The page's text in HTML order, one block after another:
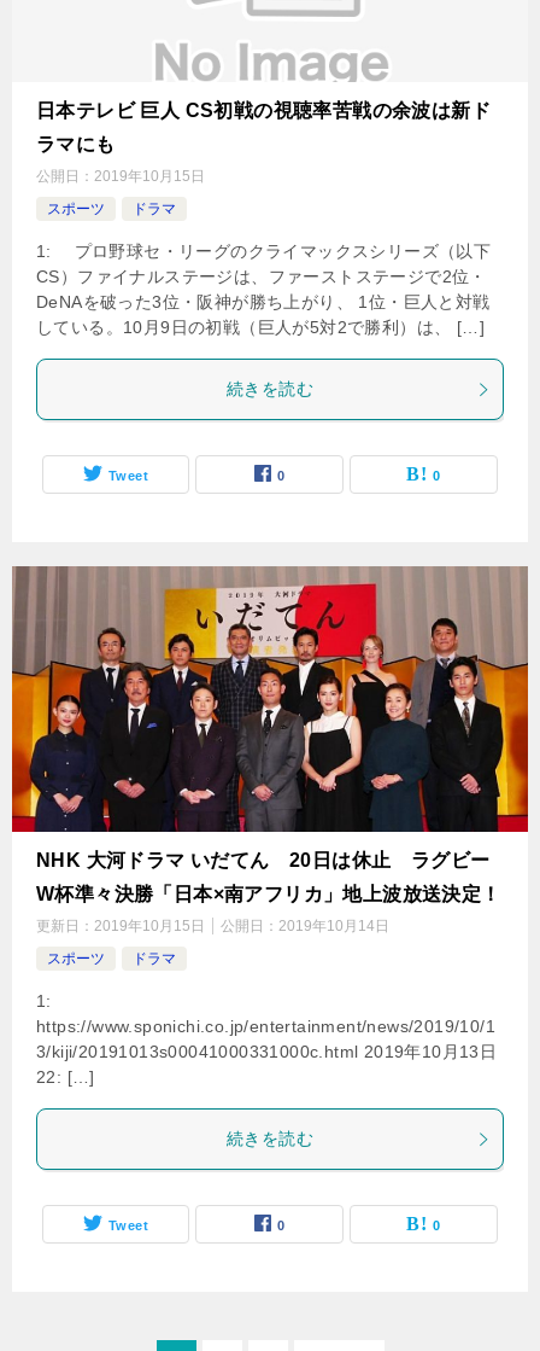
日本テレビ 巨人 CS初戦の視聴率苦戦の余波は新ド
ラマにも
公開日： 2019年10月15日
スポーツ
ドラマ
1: プロ野球セ・リーグのクライマックスシリーズ（以下
CS）ファイナルステージは、ファーストステージで2位・
DeNAを破った3位・阪神が勝ち上がり、 1位・巨人と対戦
している。10月9日の初戦（巨人が5対2で勝利）は、 […]
続きを読む
Tweet 0 0
NHK 大河ドラマ いだてん 20日は休止 ラグビー
W杯準々決勝「日本×南アフリカ」地上波放送決定！
更新日： 2019年10月15日 公開日： 2019年10月14日
スポーツ
ドラマ
1:
https://www.sponichi.co.jp/entertainment/news/2019/10/1
3/kiji/20191013s00041000331000c.html 2019年10月13日
22: […]
続きを読む
Tweet 0 0